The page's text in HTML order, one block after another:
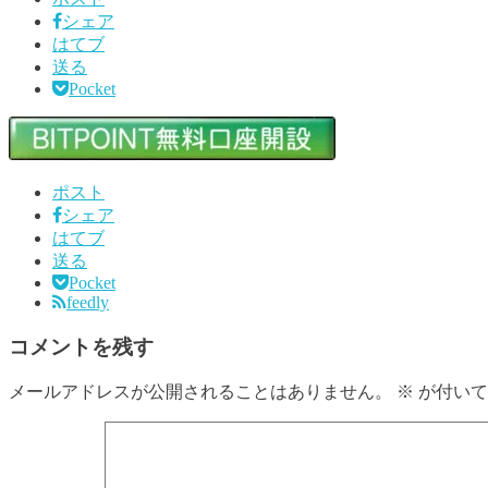
シェア
はてブ
送る
Pocket
ポスト
シェア
はてブ
送る
Pocket
feedly
コメントを残す
メールアドレスが公開されることはありません。 ※ が付い